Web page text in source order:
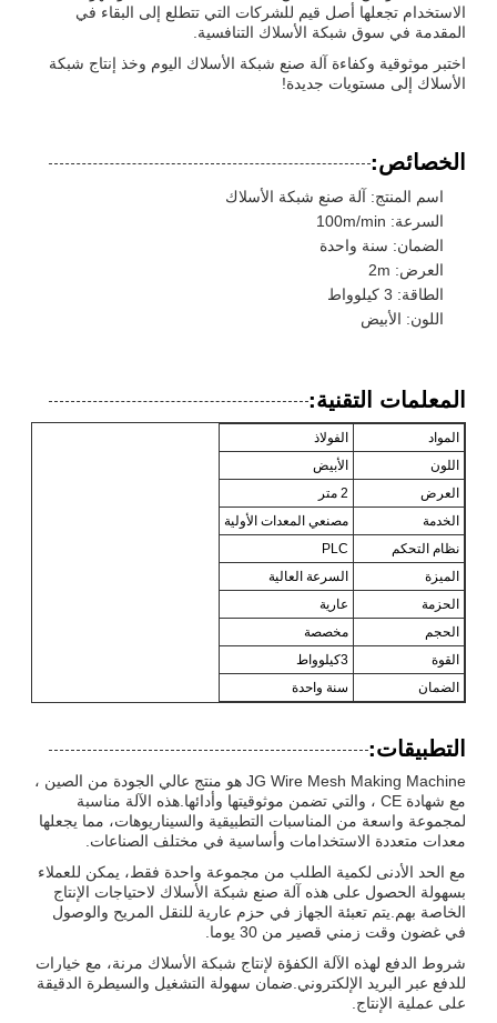
الاستخدام تجعلها أصل قيم للشركات التي تتطلع إلى البقاء في
المقدمة في سوق شبكة الأسلاك التنافسية.
اختبر موثوقية وكفاءة آلة صنع شبكة الأسلاك اليوم وخذ إنتاج شبكة
الأسلاك إلى مستويات جديدة!
الخصائص:
اسم المنتج: آلة صنع شبكة الأسلاك
السرعة: 100m/min
الضمان: سنة واحدة
العرض: 2m
الطاقة: 3 كيلوواط
اللون: الأبيض
المعلمات التقنية:
المواد
الفولاذ
اللون
الأبيض
العرض
2 متر
الخدمة
مصنعي المعدات الأولية
نظام التحكم
PLC
الميزة
السرعة العالية
الحزمة
عارية
الحجم
مخصصة
القوة
3كيلوواط
الضمان
سنة واحدة
التطبيقات:
JG Wire Mesh Making Machine هو منتج عالي الجودة من الصين ،
مع شهادة CE ، والتي تضمن موثوقيتها وأدائها.هذه الآلة مناسبة
لمجموعة واسعة من المناسبات التطبيقية والسيناريوهات، مما يجعلها
معدات متعددة الاستخدامات وأساسية في مختلف الصناعات.
مع الحد الأدنى لكمية الطلب من مجموعة واحدة فقط، يمكن للعملاء
بسهولة الحصول على هذه آلة صنع شبكة الأسلاك لاحتياجات الإنتاج
الخاصة بهم.يتم تعبئة الجهاز في حزم عارية للنقل المريح والوصول
في غضون وقت زمني قصير من 30 يوما.
شروط الدفع لهذه الآلة الكفؤة لإنتاج شبكة الأسلاك مرنة، مع خيارات
للدفع عبر البريد الإلكتروني.ضمان سهولة التشغيل والسيطرة الدقيقة
على عملية الإنتاج.